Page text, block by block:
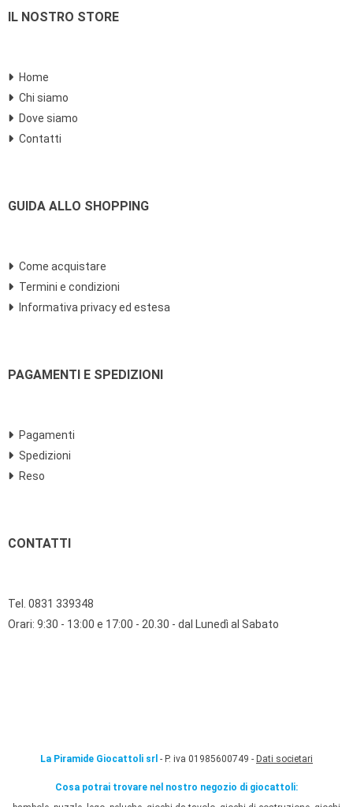
IL NOSTRO STORE
Home
Chi siamo
Dove siamo
Contatti
GUIDA ALLO SHOPPING
Come acquistare
Termini e condizioni
Informativa privacy ed estesa
PAGAMENTI E SPEDIZIONI
Pagamenti
Spedizioni
Reso
CONTATTI
Tel. 0831 339348
Orari: 9:30 - 13:00 e 17:00 - 20.30 - dal Lunedì al Sabato
La Piramide Giocattoli srl - P. iva 01985600749 - Dati societari
Cosa potrai trovare nel nostro negozio di giocattoli: